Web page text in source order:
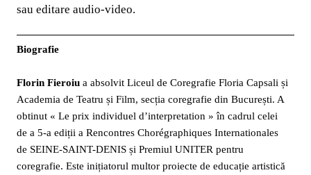
sau editare audio-video.
Biografie
Florin Fieroiu a absolvit Liceul de Coregrafie Floria Capsali și
Academia de Teatru și Film, secția coregrafie din București. A
obtinut « Le prix individuel d’interpretation » în cadrul celei
de a 5-a ediții a Rencontres Chorégraphiques Internationales
de SEINE-SAINT-DENIS și Premiul UNITER pentru
coregrafie. Este inițiatorul multor proiecte de educație artistică